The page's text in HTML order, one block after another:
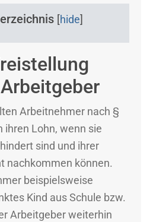
[hide]
Arbeitnehmer nach §
ihren Lohn, wenn sie
sind und ihrer
nachkommen können.
beispielsweise
Kind aus Schule bzw.
Arbeitgeber weiterhin